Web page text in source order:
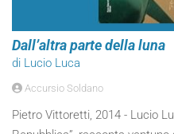
Dall’altra parte della luna
di Lucio Luca
Accursio Soldano
Pietro Vittoretti, 2014 - Lucio